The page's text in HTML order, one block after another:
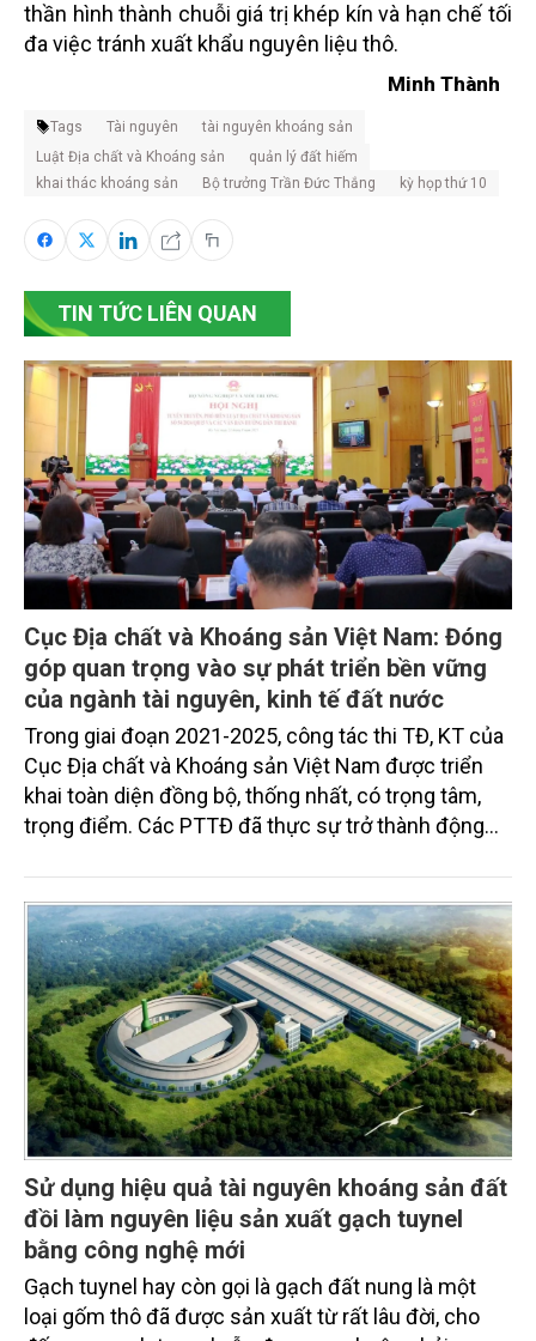
thần hình thành chuỗi giá trị khép kín và hạn chế tối
đa việc tránh xuất khẩu nguyên liệu thô.
Minh Thành
Tags Tài nguyên
tài nguyên khoáng sản
Luật Địa chất và Khoáng sản
quản lý đất hiếm
khai thác khoáng sản
Bộ trưởng Trần Đức Thắng kỳ họp thứ 10
TIN TỨC LIÊN QUAN
Cục Địa chất và Khoáng sản Việt Nam: Đóng
góp quan trọng vào sự phát triển bền vững
của ngành tài nguyên, kinh tế đất nước
Trong giai đoạn 2021-2025, công tác thi TĐ, KT của
Cục Địa chất và Khoáng sản Việt Nam được triển
khai toàn diện đồng bộ, thống nhất, có trọng tâm,
trọng điểm. Các PTTĐ đã thực sự trở thành động
lòng nhiệt huyết của cán bộ, công chức, viên chức
và người lao động trong toàn Cục, quyết tâm hoàn
thành xuất sắc mọi nhiệm vụ được giao.
Sử dụng hiệu quả tài nguyên khoáng sản đất
đồi làm nguyên liệu sản xuất gạch tuynel
bằng công nghệ mới
Gạch tuynel hay còn gọi là gạch đất nung là một
loại gốm thô đã được sản xuất từ rất lâu đời, cho